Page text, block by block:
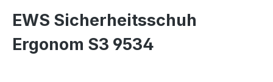
EWS Sicherheitsschuh
Ergonom S3 9534